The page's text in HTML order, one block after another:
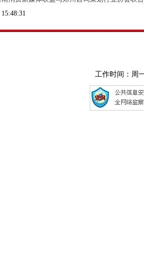
工作时间：周